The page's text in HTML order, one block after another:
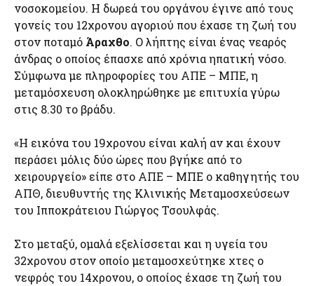
νοσοκομείου. Η δωρεά του οργάνου έγινε από τους
γονείς του 12χρονου αγοριού που έχασε τη ζωή του
στον ποταμό Άραχθο. Ο λήπτης είναι ένας νεαρός
άνδρας ο οποίος έπασχε από χρόνια ηπατική νόσο.
Σύμφωνα με πληροφορίες του ΑΠΕ – ΜΠΕ, η
μεταμόσχευση ολοκληρώθηκε με επιτυχία γύρω
στις 8.30 το βράδυ.
«Η εικόνα του 19χρονου είναι καλή αν και έχουν
περάσει μόλις δύο ώρες που βγήκε από το
χειρουργείο» είπε στο ΑΠΕ – ΜΠΕ ο καθηγητής του
ΑΠΘ, διευθυντής της Κλινικής Μεταμοσχεύσεων
του Ιπποκράτειου Γιώργος Τσουλφάς.
Στο μεταξύ, ομαλά εξελίσσεται και η υγεία του
32χρονου στον οποίο μεταμοσχεύτηκε χτες ο
νεφρός του 14χρονου, ο οποίος έχασε τη ζωή του